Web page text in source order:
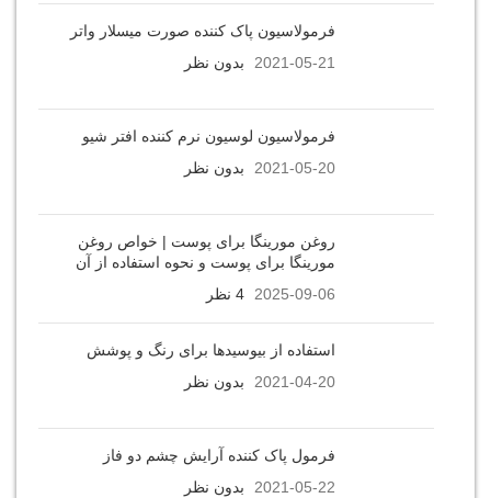
فرمولاسیون پاک کننده صورت میسلار واتر
2021-05-21
بدون نظر
فرمولاسیون لوسیون نرم کننده افتر شیو
2021-05-20
بدون نظر
روغن مورینگا برای پوست | خواص روغن
مورینگا برای پوست و نحوه استفاده از آن
2025-09-06
4 نظر
استفاده از بیوسیدها برای رنگ و پوشش
2021-04-20
بدون نظر
فرمول پاک کننده آرایش چشم دو فاز
2021-05-22
بدون نظر